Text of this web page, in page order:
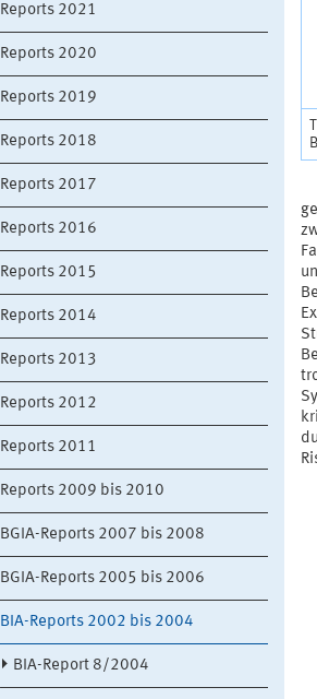
Reports 2021
Reports 2020
Reports 2019
Reports 2018
Reports 2017
Reports 2016
Reports 2015
Reports 2014
Reports 2013
Reports 2012
Reports 2011
Reports 2009 bis 2010
BGIA-Reports 2007 bis 2008
BGIA-Reports 2005 bis 2006
BIA-Reports 2002 bis 2004
BIA-Report 8/2004